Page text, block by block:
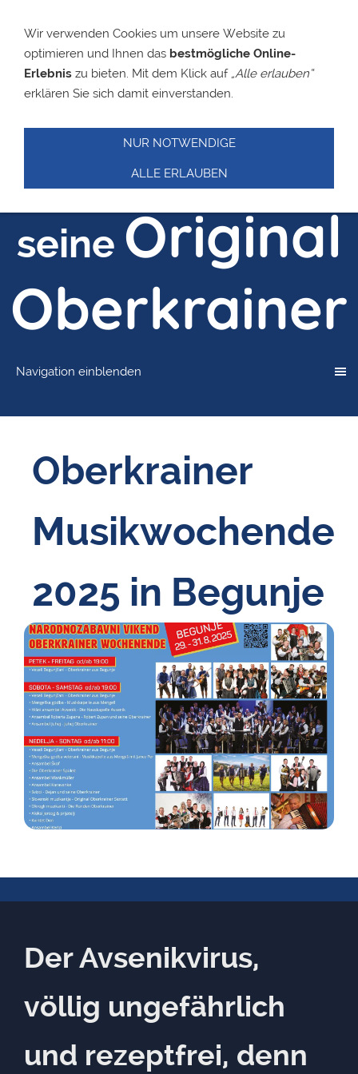
Slavko
Avsenik
seine Original
Oberkrainer
Navigation einblenden
Oberkrainer
Musikwochende
2025 in Begunje
Der Avsenikvirus,
völlig ungefährlich
und rezeptfrei, denn
Wir verwenden Cookies um unsere Website zu
optimieren und Ihnen das bestmögliche Online-
Erlebnis zu bieten. Mit dem Klick auf „Alle erlauben“
erklären Sie sich damit einverstanden.
NUR NOTWENDIGE
ALLE ERLAUBEN